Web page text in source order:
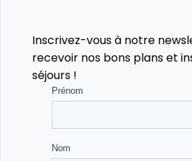
Inscrivez-vous à notre
recevoir nos bons plans et
séjours !